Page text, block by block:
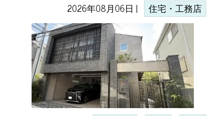
2026年08月06日 | 住宅・工務店